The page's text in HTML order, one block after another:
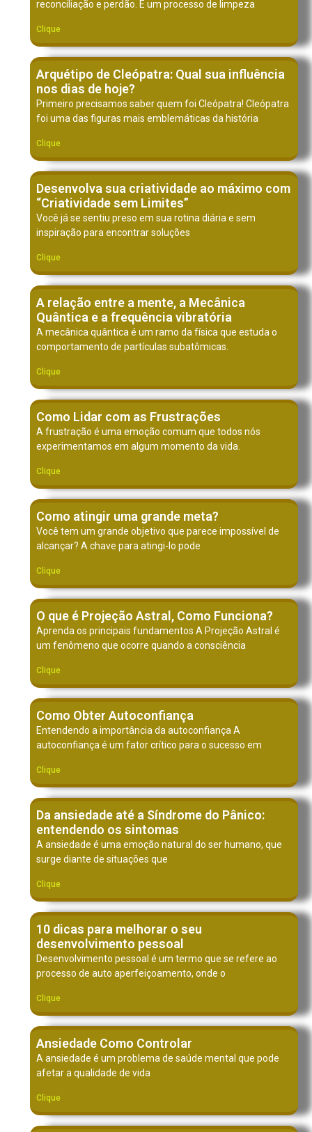
reconciliação e perdão. É um processo de limpeza
Clique
Arquétipo de Cleópatra: Qual sua influência
nos dias de hoje?
Primeiro precisamos saber quem foi Cleópatra! Cleópatra
foi uma das figuras mais emblemáticas da história
Clique
Desenvolva sua criatividade ao máximo com
“Criatividade sem Limites”
Você já se sentiu preso em sua rotina diária e sem
inspiração para encontrar soluções
Clique
A relação entre a mente, a Mecânica
Quântica e a frequência vibratória
A mecânica quântica é um ramo da física que estuda o
comportamento de partículas subatômicas.
Clique
Como Lidar com as Frustrações
A frustração é uma emoção comum que todos nós
experimentamos em algum momento da vida.
Clique
Como atingir uma grande meta?
Você tem um grande objetivo que parece impossível de
alcançar? A chave para atingi-lo pode
Clique
O que é Projeção Astral, Como Funciona?
Aprenda os principais fundamentos A Projeção Astral é
um fenômeno que ocorre quando a consciência
Clique
Como Obter Autoconfiança
Entendendo a importância da autoconfiança A
autoconfiança é um fator crítico para o sucesso em
Clique
Da ansiedade até a Síndrome do Pânico:
entendendo os sintomas
A ansiedade é uma emoção natural do ser humano, que
surge diante de situações que
Clique
10 dicas para melhorar o seu
desenvolvimento pessoal
Desenvolvimento pessoal é um termo que se refere ao
processo de auto aperfeiçoamento, onde o
Clique
Ansiedade Como Controlar
A ansiedade é um problema de saúde mental que pode
afetar a qualidade de vida
Clique